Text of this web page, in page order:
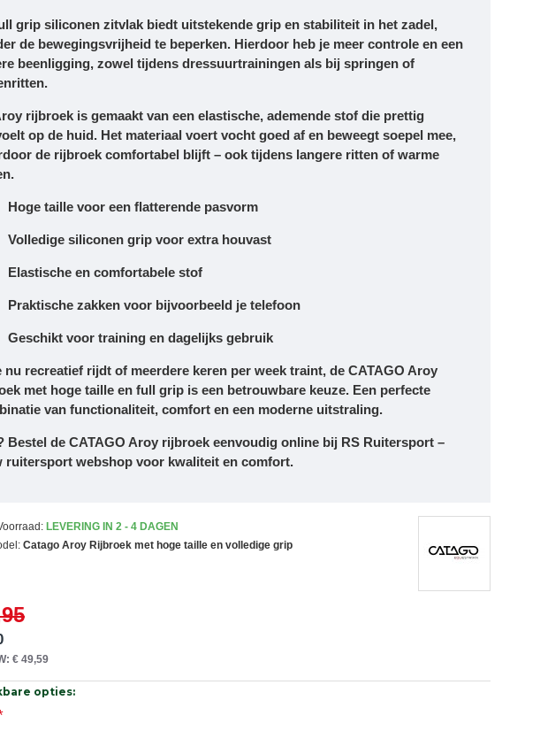
grip siliconen zitvlak biedt uitstekende grip en stabiliteit in het zadel,
de bewegingsvrijheid te beperken. Hierdoor heb je meer controle en een
beenligging, zowel tijdens dressuurtrainingen als bij springen of
rijbroek is gemaakt van een elastische, ademende stof die prettig
op de huid. Het materiaal voert vocht goed af en beweegt soepel mee,
de rijbroek comfortabel blijft – ook tijdens langere ritten of warme
Hoge taille voor een flatterende pasvorm
Volledige siliconen grip voor extra houvast
Elastische en comfortabele stof
Praktische zakken voor bijvoorbeeld je telefoon
Geschikt voor training en dagelijks gebruik
nu recreatief rijdt of meerdere keren per week traint, de CATAGO Aroy
met hoge taille en full grip is een betrouwbare keuze. Een perfecte
van functionaliteit, comfort en een moderne uitstraling.
Bestel de CATAGO Aroy rijbroek eenvoudig online bij RS Ruitersport –
ruitersport webshop voor kwaliteit en comfort.
LEVERING IN 2 - 4 DAGEN
Catago Aroy Rijbroek met hoge taille en volledige grip
€ 49,59
opties: